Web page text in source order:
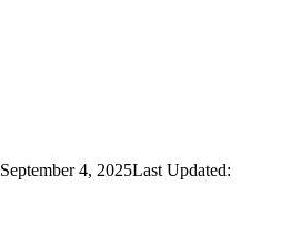
September 4, 2025Last Updated: